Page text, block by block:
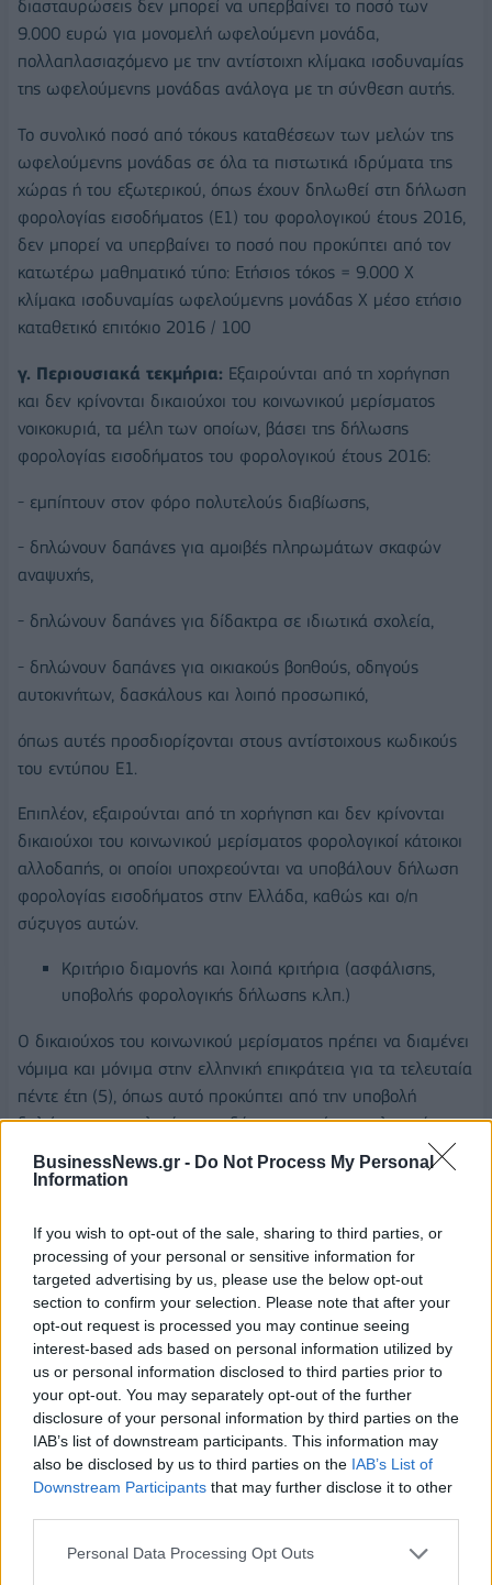
BusinessNews.gr - Do Not Process My Personal
Information
If you wish to opt-out of the sale, sharing to third parties, or
processing of your personal or sensitive information for
targeted advertising by us, please use the below opt-out
section to confirm your selection. Please note that after your
opt-out request is processed you may continue seeing
interest-based ads based on personal information utilized by
us or personal information disclosed to third parties prior to
your opt-out. You may separately opt-out of the further
disclosure of your personal information by third parties on the
IAB’s list of downstream participants. This information may
also be disclosed by us to third parties on the IAB’s List of
Downstream Participants that may further disclose it to other
Personal Data Processing Opt Outs
διασταυρώσεις δεν μπορεί να υπερβαίνει το ποσό των
9.000 ευρώ για μονομελή ωφελούμενη μονάδα,
πολλαπλασιαζόμενο με την αντίστοιχη κλίμακα ισοδυναμίας
της ωφελούμενης μονάδας ανάλογα με τη σύνθεση αυτής.
Το συνολικό ποσό από τόκους καταθέσεων των μελών της
ωφελούμενης μονάδας σε όλα τα πιστωτικά ιδρύματα της
χώρας ή του εξωτερικού, όπως έχουν δηλωθεί στη δήλωση
φορολογίας εισοδήματος (Ε1) του φορολογικού έτους 2016,
δεν μπορεί να υπερβαίνει το ποσό που προκύπτει από τον
κατωτέρω μαθηματικό τύπο: Ετήσιος τόκος = 9.000 Χ
κλίμακα ισοδυναμίας ωφελούμενης μονάδας Χ μέσο ετήσιο
καταθετικό επιτόκιο 2016 / 100
γ. Περιουσιακά τεκμήρια: Εξαιρούνται από τη χορήγηση
και δεν κρίνονται δικαιούχοι του κοινωνικού μερίσματος
νοικοκυριά, τα μέλη των οποίων, βάσει της δήλωσης
φορολογίας εισοδήματος του φορολογικού έτους 2016:
- εμπίπτουν στον φόρο πολυτελούς διαβίωσης,
- δηλώνουν δαπάνες για αμοιβές πληρωμάτων σκαφών
αναψυχής,
- δηλώνουν δαπάνες για δίδακτρα σε ιδιωτικά σχολεία,
- δηλώνουν δαπάνες για οικιακούς βοηθούς, οδηγούς
αυτοκινήτων, δασκάλους και λοιπό προσωπικό,
όπως αυτές προσδιορίζονται στους αντίστοιχους κωδικούς
του εντύπου Ε1.
Επιπλέον, εξαιρούνται από τη χορήγηση και δεν κρίνονται
δικαιούχοι του κοινωνικού μερίσματος φορολογικοί κάτοικοι
αλλοδαπής, οι οποίοι υποχρεούνται να υποβάλουν δήλωση
φορολογίας εισοδήματος στην Ελλάδα, καθώς και ο/η
σύζυγος αυτών.
Κριτήριο διαμονής και λοιπά κριτήρια (ασφάλισης,
υποβολής φορολογικής δήλωσης κ.λπ.)
Ο δικαιούχος του κοινωνικού μερίσματος πρέπει να διαμένει
νόμιμα και μόνιμα στην ελληνική επικράτεια για τα τελευταία
πέντε έτη (5), όπως αυτό προκύπτει από την υποβολή
δηλώσεων φορολογίας εισοδήματος κατά την τελευταία
πενταετία.
φορά σε οποιονδήποτε φορέα κύριας ασφάλισης και για
χρόνο ασφάλισης μεγαλύτερο του ενός μήνα μέχρι και
31/10/2017, όπως αυτό προκύπτει από το μητρώο Άμεσα
Ασφαλισμένων και Συνταξιούχων του ΕΦΚΑ είτε να είναι
συνταξιούχος εξ ιδίου δικαιώματος ή εκ μεταβιβάσεως είτε
να λαμβάνει το επίδομα κοινωνικής αλληλεγγύης
ανασφάλιστων υπερηλίκων του άρθρου 93 του
ν.4387/2016. Ο δικαιούχος και όλα τα ενήλικα μέλη του
νοικοκυριού πρέπει να έχουν υποβάλει δηλώσεις
φορολογίας εισοδήματος φορολογικού έτους 2016, εφόσον
έχουν υποχρέωση.
»Άρθρο 3